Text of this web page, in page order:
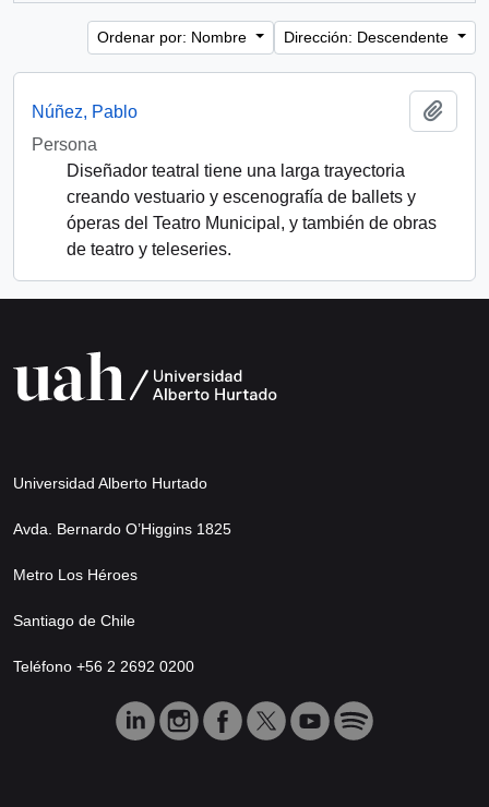
Ordenar por: Nombre Dirección: Descendente
Núñez, Pablo
Persona
Diseñador teatral tiene una larga trayectoria
creando vestuario y escenografía de ballets y
óperas del Teatro Municipal, y también de obras
de teatro y teleseries.
Universidad Alberto Hurtado
Avda. Bernardo O’Higgins 1825
Metro Los Héroes
Santiago de Chile
Teléfono +56 2 2692 0200